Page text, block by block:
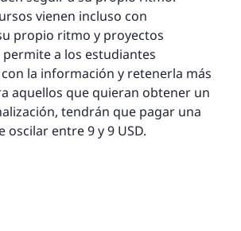
vienen incluso con
propio ritmo y proyectos
a los estudiantes
la información y retenerla más
aquellos que quieran obtener un
tendrán que pagar una
oscilar entre 9 y 9 USD.